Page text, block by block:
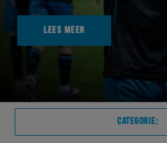
LEES MEER
CATEGORIE: